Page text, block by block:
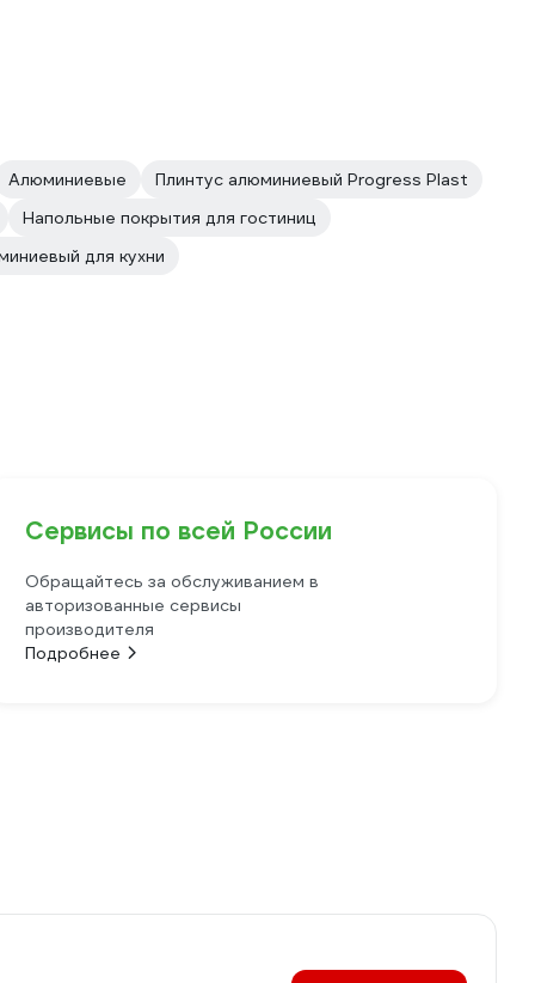
Алюминиевые
Плинтус алюминиевый Progress Plast
Напольные покрытия для гостиниц
для кухни
Сервисы по всей России
Обращайтесь за обслуживанием в
авторизованные сервисы
производителя
Подробнее